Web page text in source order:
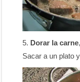
Dorar la carne
Sacar a un plato